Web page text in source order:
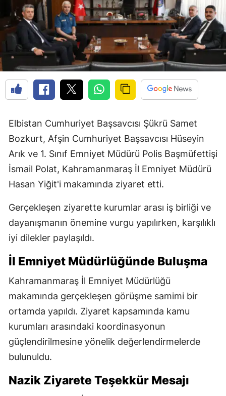
Elbistan Cumhuriyet Başsavcısı Şükrü Samet
Bozkurt, Afşin Cumhuriyet Başsavcısı Hüseyin
Arık ve 1. Sınıf Emniyet Müdürü Polis Başmüfettişi
İsmail Polat, Kahramanmaraş İl Emniyet Müdürü
Hasan Yiğit'i makamında ziyaret etti.
Gerçekleşen ziyarette kurumlar arası iş birliği ve
dayanışmanın önemine vurgu yapılırken, karşılıklı
iyi dilekler paylaşıldı.
İl Emniyet Müdürlüğünde Buluşma
Kahramanmaraş İl Emniyet Müdürlüğü
makamında gerçekleşen görüşme samimi bir
ortamda yapıldı. Ziyaret kapsamında kamu
kurumları arasındaki koordinasyonun
güçlendirilmesine yönelik değerlendirmelerde
bulunuldu.
Nazik Ziyarete Teşekkür Mesajı